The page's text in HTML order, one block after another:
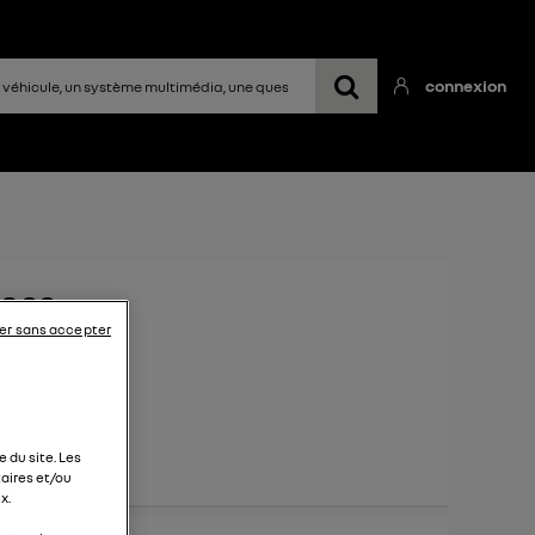
connexion
du site. Les
et/ou
sans accepter